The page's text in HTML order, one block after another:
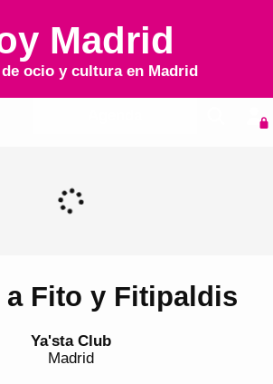
Madrid
ocio y cultura en Madrid
Fito y Fitipaldis
Ya'sta Club
Madrid